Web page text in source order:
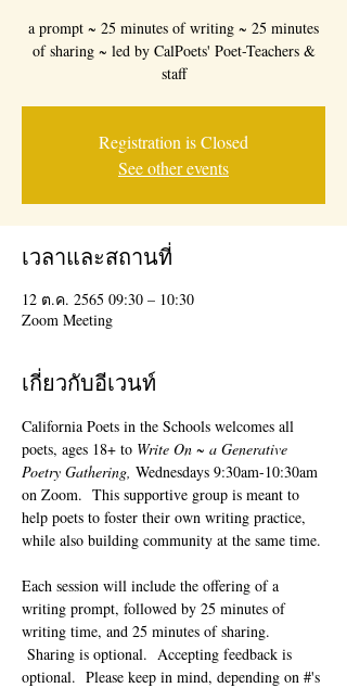
a prompt ~ 25 minutes of writing ~ 25 minutes
of sharing ~ led by CalPoets' Poet-Teachers &
staff
Registration is Closed
See other events
เวลาและสถานที่
12 ต.ค. 2565 09:30 – 10:30
Zoom Meeting
เกี่ยวกับอีเวนท์
California Poets in the Schools welcomes all
poets, ages 18+ to Write On ~ a Generative
Poetry Gathering, Wednesdays 9:30am-10:30am
on Zoom.  This supportive group is meant to
help poets to foster their own writing practice,
while also building community at the same time.
Each session will include the offering of a
writing prompt, followed by 25 minutes of
writing time, and 25 minutes of sharing.
Sharing is optional.  Accepting feedback is
optional.  Please keep in mind, depending on #'s